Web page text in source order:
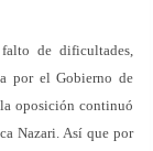
de dificultades,
por el Gobierno de
oposición continuó
Nazari. Así que por